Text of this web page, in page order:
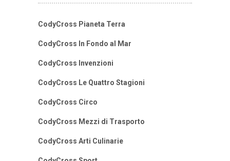
CodyCross Pianeta Terra
CodyCross In Fondo al Mar
CodyCross Invenzioni
CodyCross Le Quattro Stagioni
CodyCross Circo
CodyCross Mezzi di Trasporto
CodyCross Arti Culinarie